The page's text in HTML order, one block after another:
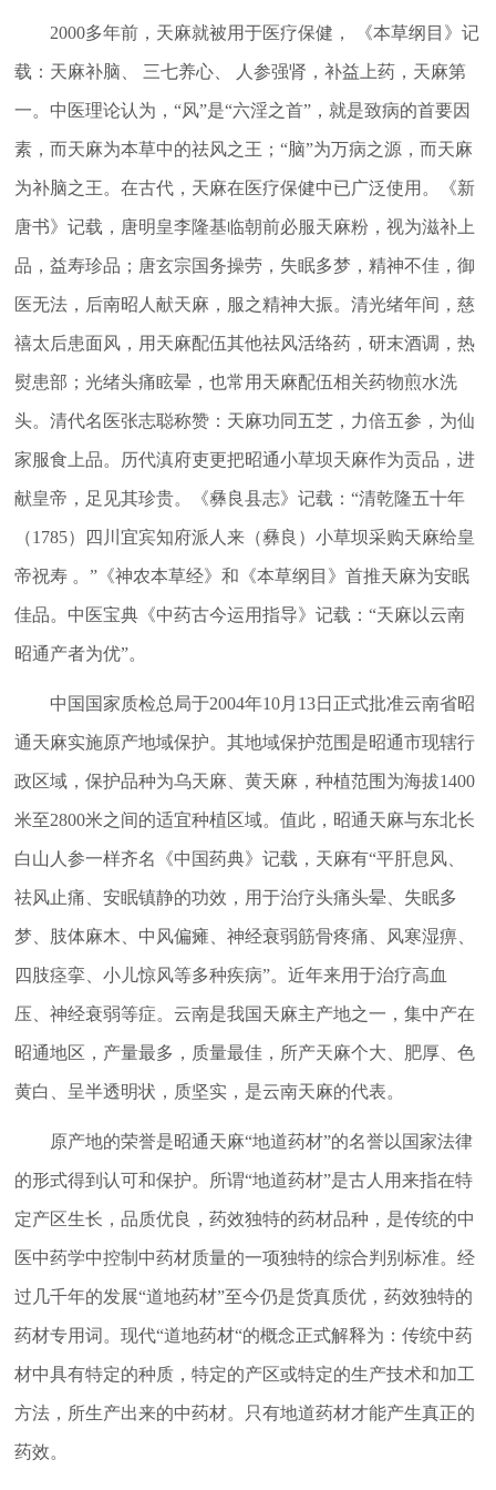
2000多年前，天麻就被用于医疗保健， 《本草纲目》记
载：天麻补脑、 三七养心、 人参强肾，补益上药，天麻第
一。中医理论认为，“风”是“六淫之首”，就是致病的首要因
素，而天麻为本草中的祛风之王；“脑”为万病之源，而天麻
为补脑之王。在古代，天麻在医疗保健中已广泛使用。《新
唐书》记载，唐明皇李隆基临朝前必服天麻粉，视为滋补上
品，益寿珍品；唐玄宗国务操劳，失眠多梦，精神不佳，御
医无法，后南昭人献天麻，服之精神大振。清光绪年间，慈
禧太后患面风，用天麻配伍其他祛风活络药，研末酒调，热
熨患部；光绪头痛眩晕，也常用天麻配伍相关药物煎水洗
头。清代名医张志聪称赞：天麻功同五芝，力倍五参，为仙
家服食上品。历代滇府吏更把昭通小草坝天麻作为贡品，进
献皇帝，足见其珍贵。《彝良县志》记载：“清乾隆五十年
（1785）四川宜宾知府派人来（彝良）小草坝采购天麻给皇
帝祝寿 。”《神农本草经》和《本草纲目》首推天麻为安眠
佳品。中医宝典《中药古今运用指导》记载：“天麻以云南
昭通产者为优”。
中国国家质检总局于2004年10月13日正式批准云南省昭
通天麻实施原产地域保护。其地域保护范围是昭通市现辖行
政区域，保护品种为乌天麻、黄天麻，种植范围为海拔1400
米至2800米之间的适宜种植区域。值此，昭通天麻与东北长
白山人参一样齐名《中国药典》记载，天麻有“平肝息风、
祛风止痛、安眠镇静的功效，用于治疗头痛头晕、失眠多
梦、肢体麻木、中风偏瘫、神经衰弱筋骨疼痛、风寒湿痹、
四肢痉挛、小儿惊风等多种疾病”。近年来用于治疗高血
压、神经衰弱等症。云南是我国天麻主产地之一，集中产在
昭通地区，产量最多，质量最佳，所产天麻个大、肥厚、色
黄白、呈半透明状，质坚实，是云南天麻的代表。
原产地的荣誉是昭通天麻“地道药材”的名誉以国家法律
的形式得到认可和保护。所谓“地道药材”是古人用来指在特
定产区生长，品质优良，药效独特的药材品种，是传统的中
医中药学中控制中药材质量的一项独特的综合判别标准。经
过几千年的发展“道地药材”至今仍是货真质优，药效独特的
药材专用词。现代“道地药材“的概念正式解释为：传统中药
材中具有特定的种质，特定的产区或特定的生产技术和加工
方法，所生产出来的中药材。只有地道药材才能产生真正的
药效。